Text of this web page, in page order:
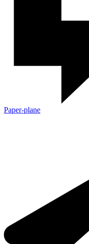
Paper-plane